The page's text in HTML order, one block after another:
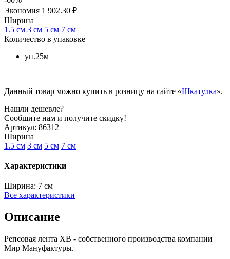
Экономия 1 902.30 ₽
Ширина
1.5 см 3 см 5 см 7 см
Количество в упаковке
уп.25м
Данный товар можно купить в розницу на сайте «Шкатулка».
Нашли дешевле?
Сообщите нам и получите скидку!
Артикул: 86312
Ширина
1.5 см 3 см 5 см 7 см
Характеристики
Ширина: 7 см
Все характеристики
Описание
Репсовая лента XB - собственного производства компании
Мир Мануфактуры.